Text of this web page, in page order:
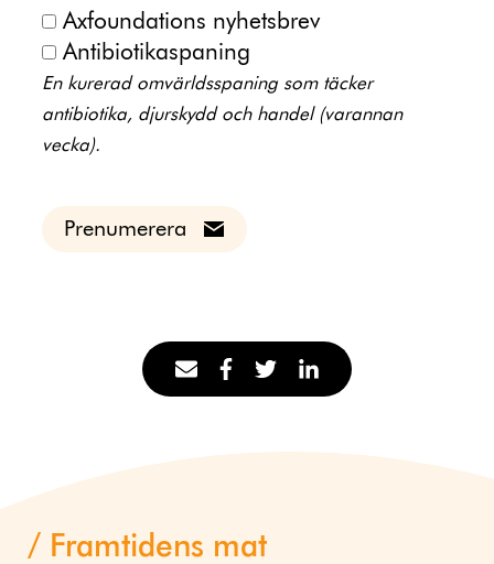
Axfoundations nyhetsbrev
Antibiotikaspaning
En kurerad omvärldsspaning som täcker
antibiotika, djurskydd och handel (varannan
vecka).
Prenumerera
Framtidens mat